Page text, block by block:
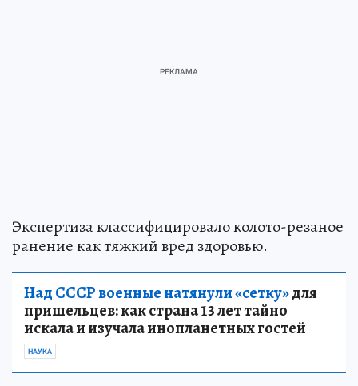
Экспертиза классифицировало колото-резаное
ранение как тяжкий вред здоровью.
Над СССР военные натянули «сетку»для
пришельцев: как страна 13 лет тайно
искала и изучала инопланетных гостей
НАУКА